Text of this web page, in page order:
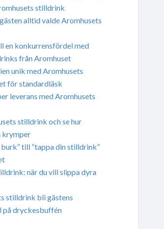
stilldrink
alltid valde Aromhusets
en konkurrensfördel med
från Aromhuset
unik med Aromhusets
för standardläsk
leverans med Aromhusets
stilldrink och se hur
krymper
till “tappa din stilldrink”
när du vill slippa dyra
stilldrink bli gästens
på dryckesbuffén